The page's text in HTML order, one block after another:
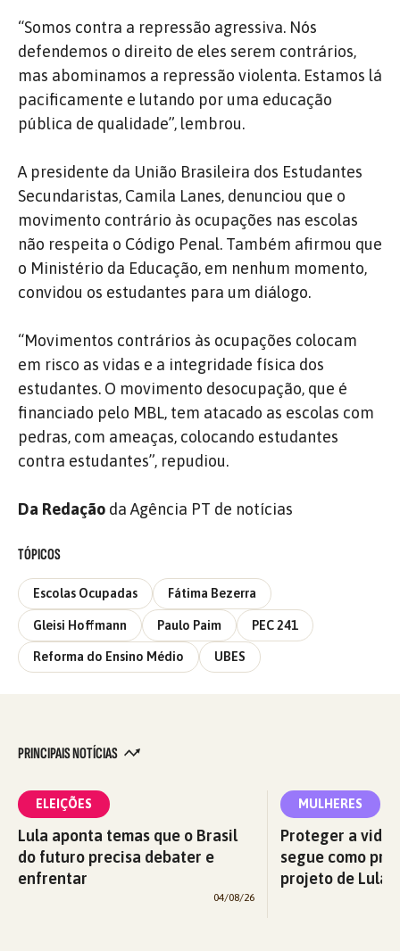
“Somos contra a repressão agressiva. Nós
defendemos o direito de eles serem contrários,
mas abominamos a repressão violenta. Estamos lá
pacificamente e lutando por uma educação
pública de qualidade”, lembrou.
A presidente da União Brasileira dos Estudantes
Secundaristas, Camila Lanes, denunciou que o
movimento contrário às ocupações nas escolas
não respeita o Código Penal. Também afirmou que
o Ministério da Educação, em nenhum momento,
convidou os estudantes para um diálogo.
“Movimentos contrários às ocupações colocam
em risco as vidas e a integridade física dos
estudantes. O movimento desocupação, que é
financiado pelo MBL, tem atacado as escolas com
pedras, com ameaças, colocando estudantes
contra estudantes”, repudiou.
Da Redação da Agência PT de notícias
TÓPICOS
Escolas Ocupadas Fátima Bezerra
Gleisi Hoffmann Paulo Paim PEC 241
Reforma do Ensino Médio UBES
PRINCIPAIS NOTÍCIAS
ELEIÇÕES
Lula aponta temas que o Brasil
do futuro precisa debater e
enfrentar
04/08/26
MULHERES
Proteger a vida
segue como
projeto de Lula